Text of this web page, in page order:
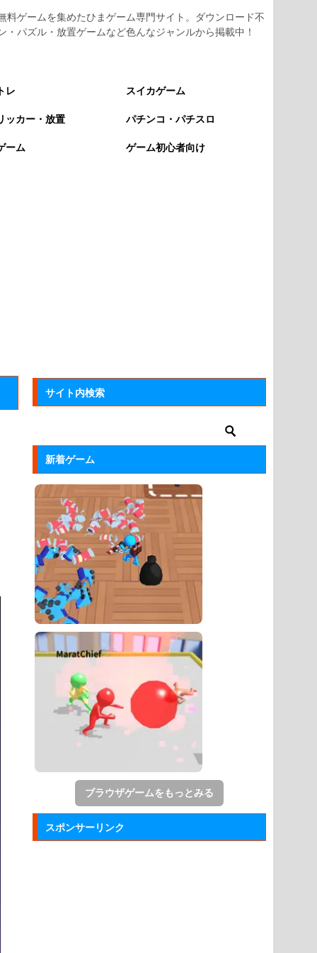
料ゲームを集めたひまゲーム専門サイト。ダウンロード不
パズル・放置ゲームなど色んなジャンルから掲載中！
レ スイカゲーム
ッカー・放置 パチンコ・パチスロ
ーム ゲーム初心者向け
サイト内検索
新着ゲーム
ブラウザゲームをもっとみる
スポンサーリンク